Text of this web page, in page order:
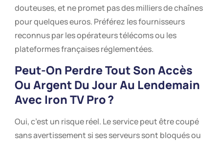
douteuses, et ne promet pas des milliers de chaînes
pour quelques euros. Préférez les fournisseurs
reconnus par les opérateurs télécoms ou les
plateformes françaises réglementées.
Peut-On Perdre Tout Son Accès
Ou Argent Du Jour Au Lendemain
Avec Iron TV Pro ?
Oui, c’est un risque réel. Le service peut être coupé
sans avertissement si ses serveurs sont bloqués ou